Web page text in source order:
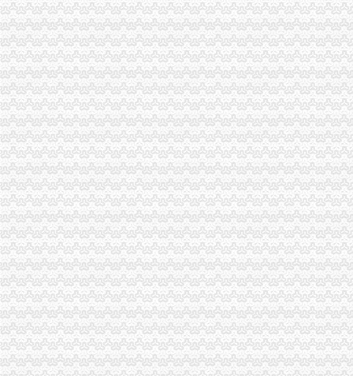
重庆0元注册公司
70岁大爷开公司500万元注册资金认缴到120岁-今日重庆-华龙网
重庆泰诺工具有限公司-城市吧街景地图
重庆免费注册公司
重庆冰盈注册安全工程师事务所有限公司
重庆公司注册代办|重庆营业执照代办|重庆公司注册代办-页
免费注册公司
【花桥注册公司流程及费用花桥免费注册公司】-昆山花桥镇易登网
【图】免费注册公司、代理记账-东营公司注册信息-河口信息港